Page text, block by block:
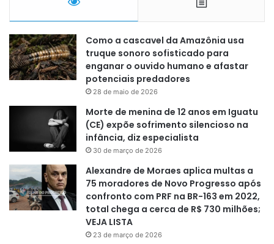
Como a cascavel da Amazônia usa
truque sonoro sofisticado para
enganar o ouvido humano e afastar
potenciais predadores
28 de maio de 2026
Morte de menina de 12 anos em Iguatu
(CE) expõe sofrimento silencioso na
infância, diz especialista
30 de março de 2026
Alexandre de Moraes aplica multas a
75 moradores de Novo Progresso após
confronto com PRF na BR-163 em 2022,
total chega a cerca de R$ 730 milhões;
VEJA LISTA
23 de março de 2026